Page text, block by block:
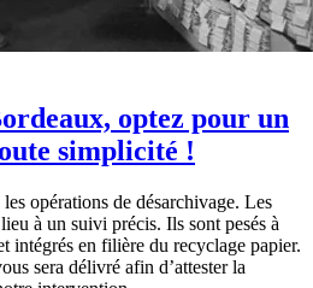
optez pour un
simplicité !
les opérations de désarchivage. Les
à un suivi précis. Ils sont pesés à
intégrés en filière du recyclage papier.
sera délivré afin d’attester la